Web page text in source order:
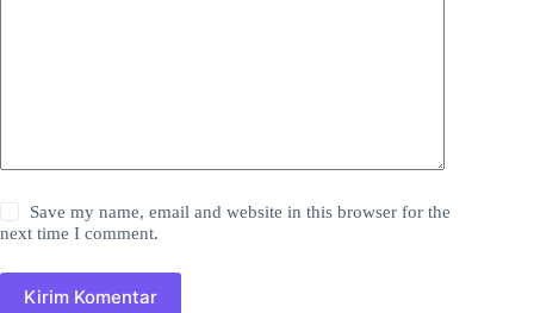
Save my name, email and website in this browser for the
next time I comment.
Kirim Komentar